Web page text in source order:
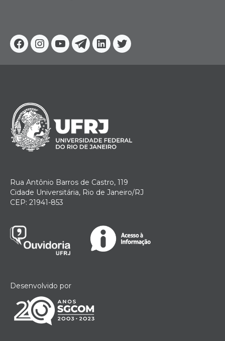
Facebook
Instagram
YoutubeTelegram
Linkedin
Twitter
Rua Antônio Barros de Castro, 119
Cidade Universitária, Rio de Janeiro/RJ
CEP: 21941-853
Desenvolvido por